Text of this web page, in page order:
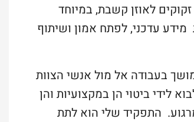
לאוזן קשבת, במיוחד
עדכני, לפתח אמון ושיתוף
בעבודה אל מול אנשי הצוות
לידי ביטוי הן במקצועיות והן
התפקיד שלי הוא לתת